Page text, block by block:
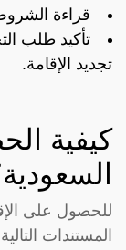
قراءة
تأكيد طلب
تجديد الإقامة.
كيفية
للحصول على
المستندات